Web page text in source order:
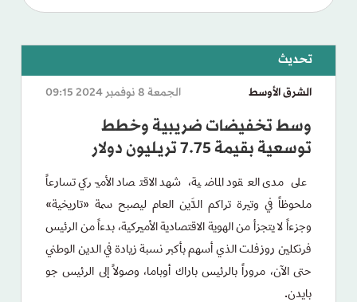
الجمعة 8 نوفمبر 2024 09:15 الشرق الأوسط
وسط تخفيضات ضريبية وخطط
توسعية بقيمة 7.75 تريليون دولار
على مدى العقود الماضية، شهد الاقتصاد الأميركي تسارعاً
ملحوظاً في وتيرة تراكم الدَّين العام ليصبح سمة «تاريخية»
وجزءاً لا يتجزأ من الهوية الاقتصادية الأميركية، بدءاً من الرئيس
فرنكلين روزفلت الذي أسهم بأكبر نسبة زيادة في الدين الوطني
حتى الآن، مروراً بالرئيس باراك أوباما، وصولاً إلى الرئيس جو
بايدن.